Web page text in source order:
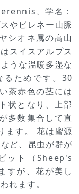
、学名：
やピレネー山脈
シオネ属の高山
スイスアルプス
うな温暖多湿な
るためです。30
茶赤色の茎には
状となり、上部
多数集合して直
ます。 花は蜜源
ど、昆虫が群が
ット（Sheep's
すが、花が美し
れます。